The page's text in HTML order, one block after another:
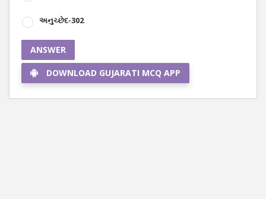
અનુચ્છેદ-302
ANSWER
DOWNLOAD GUJARATI MCQ APP